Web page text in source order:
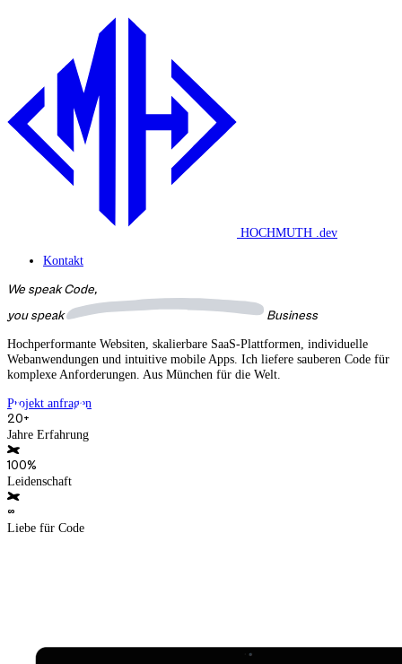
HOCHMUTH .dev
Kontakt
We speak Code,
you speak
Business
Hochperformante Websiten, skalierbare SaaS-Plattformen, individuelle
Webanwendungen und intuitive mobile Apps. Ich liefere sauberen Code für
komplexe Anforderungen. Aus München für die Welt.
Projekt anfragen
20+
Jahre Erfahrung
100%
Leidenschaft
∞
Liebe für Code